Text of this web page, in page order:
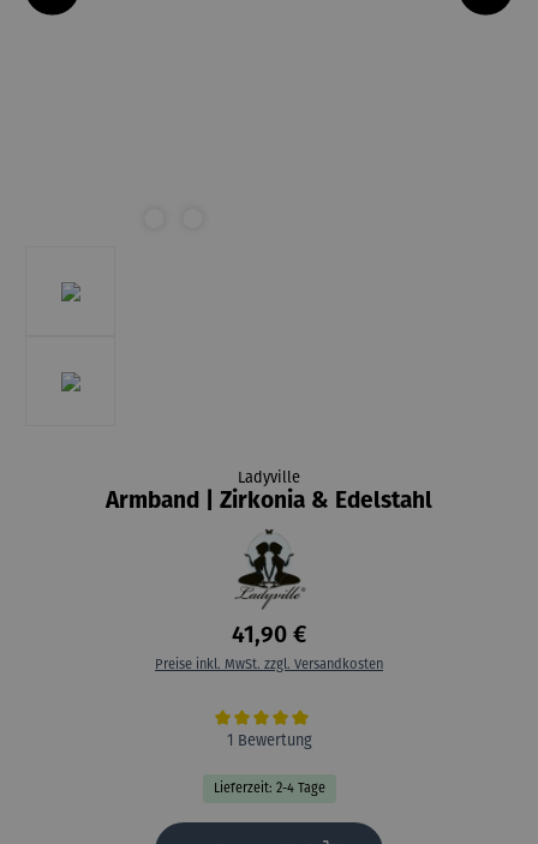
Ladyville
Armband | Zirkonia & Edelstahl
41,90 €
Preise inkl. MwSt. zzgl. Versandkosten
Durchschnittliche Bewertung von 5 von 5 Sternen
1 Bewertung
Lieferzeit: 2-4 Tage